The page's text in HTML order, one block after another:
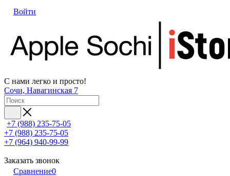
Войти
С нами легко и просто!
Сочи, Навагинская 7
+7 (988) 235-75-05
+7 (988) 235-75-05
+7 (964) 940-99-99
Заказать звонок
Сравнение0